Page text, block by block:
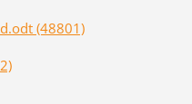
(48801)